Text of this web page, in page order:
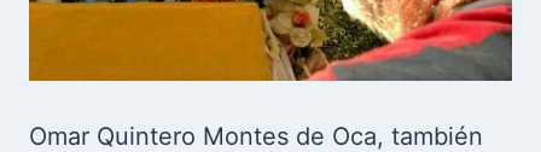
Omar Quintero Montes de Oca, también